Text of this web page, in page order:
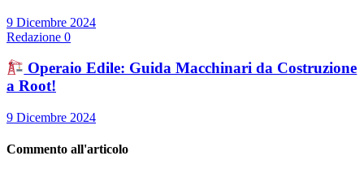
9 Dicembre 2024
Redazione 0
Operaio Edile: Guida Macchinari da Costruzione
a Root!
9 Dicembre 2024
Commento all'articolo